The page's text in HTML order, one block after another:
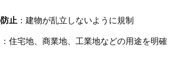
止 ：建物が乱立しないように規制
：住宅地、商業地、工業地などの用途を明確